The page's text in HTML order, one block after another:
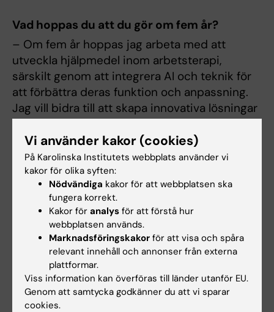
Vad hoppas du att du gör om fem år?
– Om fem år hoppas jag arbeta med att
utveckla hjälpmedel inom arbetsterapi,
särskilt genom att integrera AI och teknik för
att förbättra deras funktion och anpassning.
Jag vill bidra till att skapa innovativa lösningar
som gör det enklare för människor att återfå
sin självständighet och förbättra sin vardag.
Bästa KI-minnet?
– Det är från en interprofessionell workshop
där vi arbetade i team med studenter från
olika vårdprogram. Det var inspirerande att se
hur olika professioner kan komplettera
varandra för att ge patienterna bästa möjliga
vård. Det gav mig både perspektiv och en
känsla av samhörighet som jag tar med mig in
i arbetslivet.
Vi använder kakor (cookies)
På Karolinska Institutets webbplats använder vi
kakor för olika syften:
Nödvändiga kakor för att webbplatsen ska
fungera korrekt.
Kakor för analys för att förstå hur
webbplatsen används.
Marknadsföringskakor för att visa och spåra
relevant innehåll och annonser från externa
plattformar.
Viss information kan överföras till länder utanför EU.
Genom att samtycka godkänner du att vi sparar
cookies.